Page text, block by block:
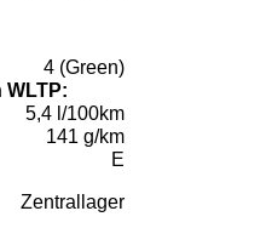
4 (Green)
5,4 l/100km
141 g/km
E
Zentrallager